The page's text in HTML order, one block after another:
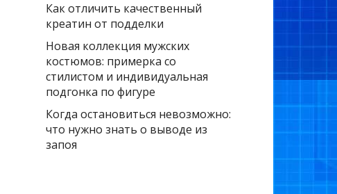
Как отличить качественный
креатин от подделки
Новая коллекция мужских
костюмов: примерка со
стилистом и индивидуальная
подгонка по фигуре
Когда остановиться невозможно:
что нужно знать о выводе из
запоя